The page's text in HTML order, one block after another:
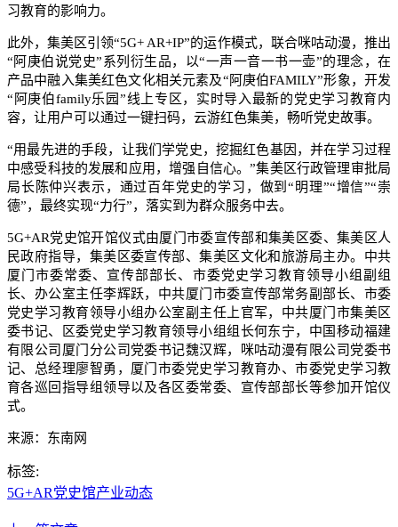
习教育的影响力。
此外，集美区引领“5G+ AR+IP”的运作模式，联合咪咕动漫，推出
“阿庚伯说党史”系列衍生品，以“一声一音一书一壶”的理念，在
产品中融入集美红色文化相关元素及“阿庚伯FAMILY”形象，开发
“阿庚伯family乐园”线上专区，实时导入最新的党史学习教育内
容，让用户可以通过一键扫码，云游红色集美，畅听党史故事。
“用最先进的手段，让我们学党史，挖掘红色基因，并在学习过程
中感受科技的发展和应用，增强自信心。”集美区行政管理审批局
局长陈仲兴表示，通过百年党史的学习，做到“明理”“增信”“崇
德”，最终实现“力行”，落实到为群众服务中去。
5G+AR党史馆开馆仪式由厦门市委宣传部和集美区委、集美区人
民政府指导，集美区委宣传部、集美区文化和旅游局主办。中共
厦门市委常委、宣传部部长、市委党史学习教育领导小组副组
长、办公室主任李辉跃，中共厦门市委宣传部常务副部长、市委
党史学习教育领导小组办公室副主任上官军，中共厦门市集美区
委书记、区委党史学习教育领导小组组长何东宁，中国移动福建
有限公司厦门分公司党委书记魏汉辉，咪咕动漫有限公司党委书
记、总经理廖智勇，厦门市委党史学习教育办、市委党史学习教
育各巡回指导组领导以及各区委常委、宣传部部长等参加开馆仪
式。
来源：东南网
标签:
5G+AR党史馆产业动态